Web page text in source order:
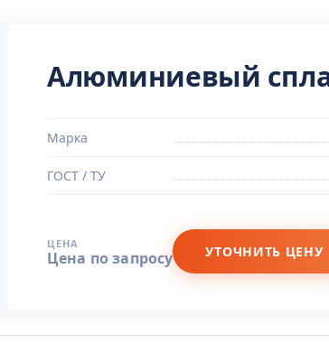
Алюминиевый
Марка
ГОСТ / ТУ
ЦЕНА
Цена по запросу УТОЧНИТЬ ЦЕНУ